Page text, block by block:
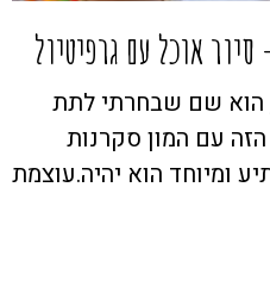
אוכל עם גרפיטיול
הוא שם שבחרתי לתת
עם המון סקרנות
ומיוחד הוא יהיה.עוצמת